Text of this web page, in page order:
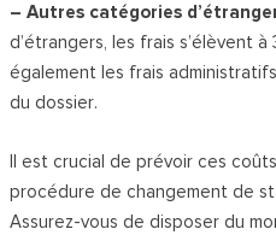
– Autres catégories
d’étrangers, les frais s’élèvent
également les frais
du dossier.
Il est crucial de prévoir ces
procédure de changement de
Assurez-vous de disposer du